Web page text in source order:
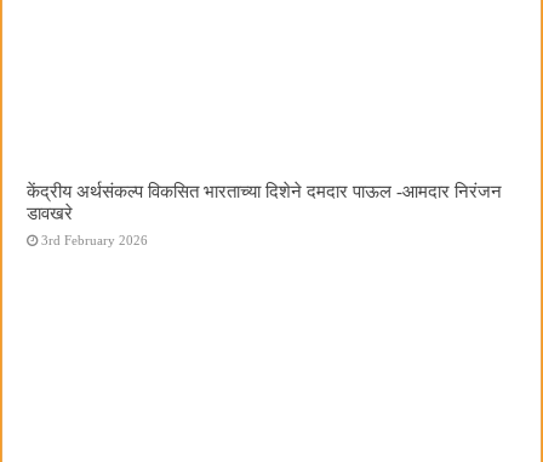
केंद्रीय अर्थसंकल्प विकसित भारताच्या दिशेने दमदार पाऊल -आमदार निरंजन
डावखरे
3rd February 2026